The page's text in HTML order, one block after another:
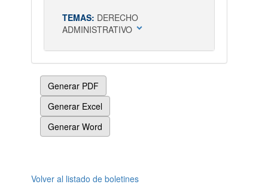
TEMAS: DERECHO
ADMINISTRATIVO expand_more
Generar PDF
Generar Excel
Generar Word
Volver al listado de boletines